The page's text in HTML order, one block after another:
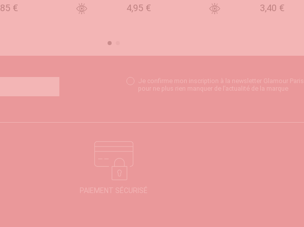
€ 4,95 € 3,40 €
Je confirme mon inscription à la newsletter Glamour Paris
pour ne plus rien manquer de l’actualité de la marque
PAIEMENT SÉCURISÉ